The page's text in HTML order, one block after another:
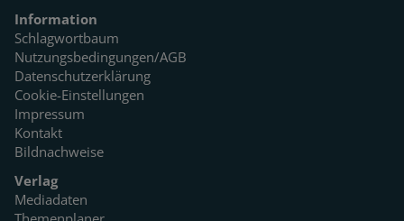
Information
Schlagwortbaum
Nutzungsbedingungen/AGB
Datenschutzerklärung
Cookie-Einstellungen
Impressum
Kontakt
Bildnachweise
Verlag
Mediadaten